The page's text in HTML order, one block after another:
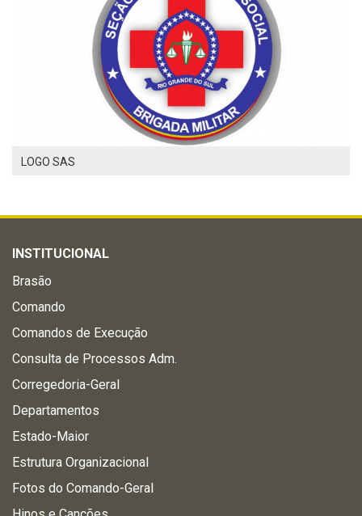
LOGO SAS
INSTITUCIONAL
Brasão
Comando
Comandos de Execução
Consulta de Processos Adm.
Corregedoria-Geral
Departamentos
Estado-Maior
Estrutura Organizacional
Fotos do Comando-Geral